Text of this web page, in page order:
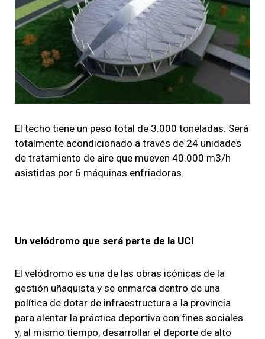
El techo tiene un peso total de 3.000 toneladas. Será
totalmente acondicionado a través de 24 unidades
de tratamiento de aire que mueven 40.000 m3/h
asistidas por 6 máquinas enfriadoras.
Un velódromo que será parte de la UCI
El velódromo es una de las obras icónicas de la
gestión uñaquista y se enmarca dentro de una
política de dotar de infraestructura a la provincia
para alentar la práctica deportiva con fines sociales
y, al mismo tiempo, desarrollar el deporte de alto